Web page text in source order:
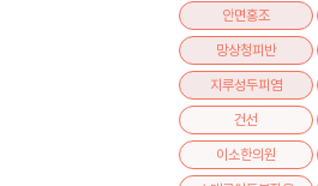
안면홍조
망상청피반
지루성두피염
건선
이소한의원